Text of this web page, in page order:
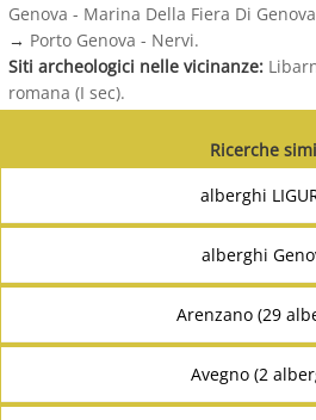
Genova - Marina Della Fiera Di Genova
→ Porto Genova - Nervi.
Siti archeologici nelle vicinanze:
romana (I sec).
Ricerche
alberghi
alberghi
Arenzano (29
Avegno (2